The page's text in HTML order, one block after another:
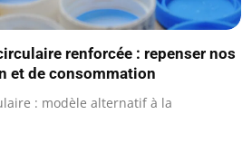
renforcée : repenser nos
et de consommation
: modèle alternatif à la